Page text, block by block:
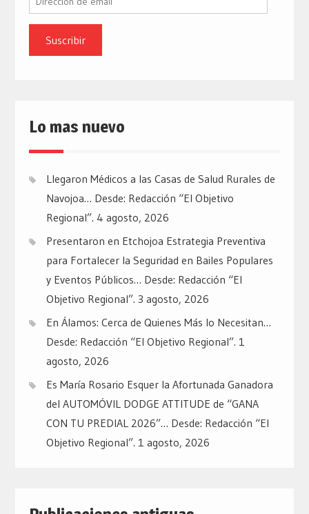
email
Lo mas nuevo
Llegaron Médicos a las Casas de Salud Rurales de
Navojoa… Desde: Redacción “El Objetivo
Regional”. 4 agosto, 2026
Presentaron en Etchojoa Estrategia Preventiva
para Fortalecer la Seguridad en Bailes Populares
y Eventos Públicos… Desde: Redacción “El
Objetivo Regional”. 3 agosto, 2026
En Álamos: Cerca de Quienes Más lo Necesitan…
Desde: Redacción “El Objetivo Regional”. 1
agosto, 2026
Es María Rosario Esquer la Afortunada Ganadora
del AUTOMÓVIL DODGE ATTITUDE de “GANA
CON TU PREDIAL 2026”… Desde: Redacción “El
Objetivo Regional”. 1 agosto, 2026